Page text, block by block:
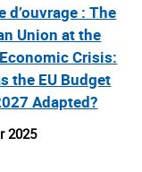
d’ouvrage : The
Union at the
Crisis:
the EU Budget
Adapted?
2025